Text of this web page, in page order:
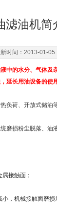
滤油机简
时间：2013-01-
的水分、气体及
延长用油设备的使
荷、开放式储油
损粉尘脱落、油
接触面；
，机械接触面磨损